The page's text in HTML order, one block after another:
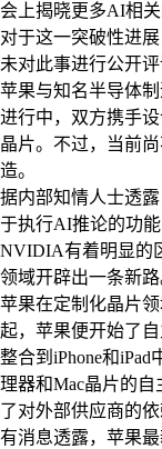
会上揭晓更多AI相
对于这一突破性进
未对此事进行公开评
苹果与知名半导体
进行中，双方携手
晶片。不过，当前
造。
据内部知情人士透
于执行AI推论的功
NVIDIA有着明显的
领域开辟出一条新路
苹果在定制化晶片
起，苹果便开始了
整合到iPhone和
理器和Mac晶片的
了对外部供应商的依
有消息透露，苹果